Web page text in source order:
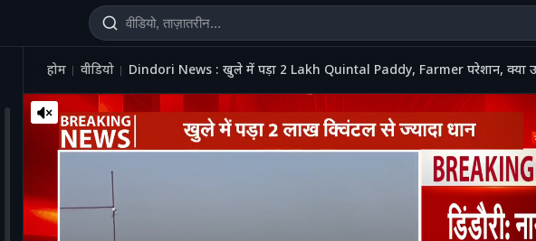
होम वीडियो Dindori News : खुले में पड़ा 2 Lakh Quintal Paddy, Farmer परेशान, क्या